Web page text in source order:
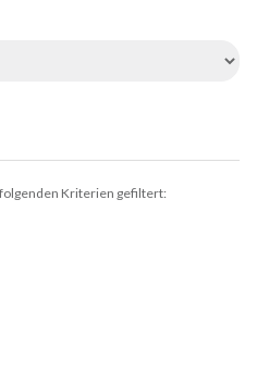
Kriterien gefiltert: